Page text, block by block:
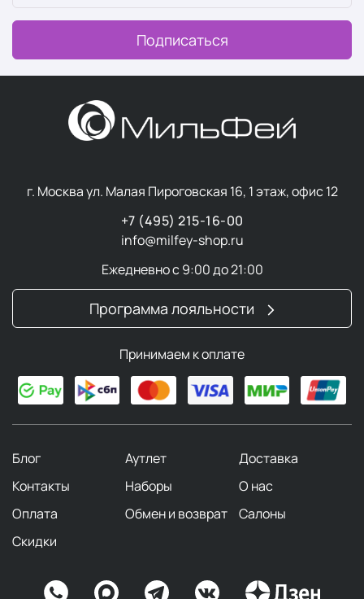
Подписаться
г. Москва ул. Малая Пироговская 16, 1 этаж, офис 12
+7 (495) 215-16-00
info@milfey-shop.ru
Ежедневно с 9:00 до 21:00
Программа лояльности
Принимаем к оплате
Блог Аутлет
Доставка
Контакты
Наборы
О нас
Оплата
Обмен и возврат
Салоны
Скидки